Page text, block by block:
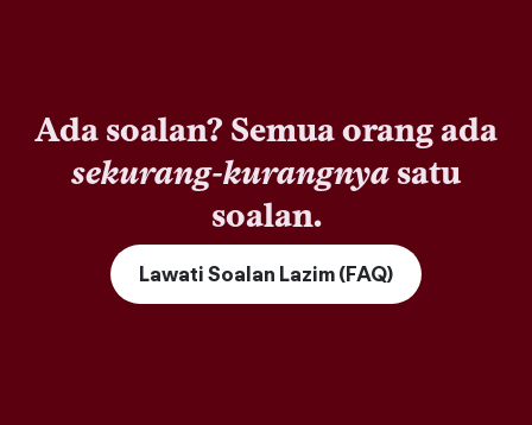
Ada soalan? Semua orang ada
sekurang-kurangnya satu
soalan.
Lawati Soalan Lazim (FAQ)